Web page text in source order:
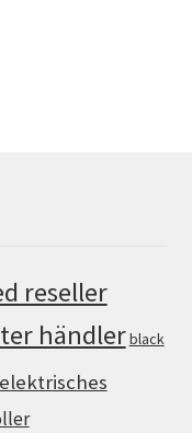
reseller
händlerblack
elektrisches